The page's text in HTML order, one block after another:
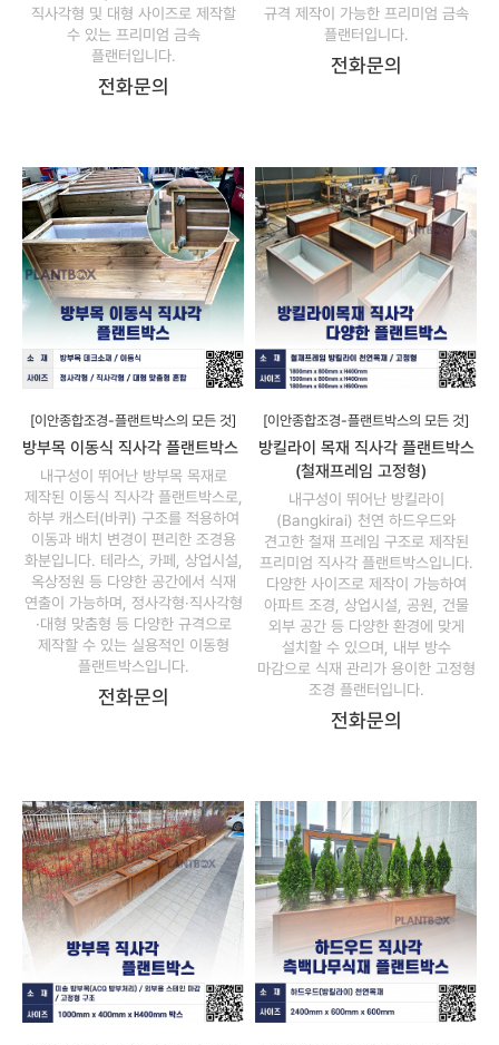
직사각형 및 대형 사이즈로 제작할
수 있는 프리미엄 금속
플랜터입니다.
전화문의
규격 제작이 가능한 프리미엄 금속
플랜터입니다.
전화문의
[이안종합조경-플랜트박스의 모든 것]
방부목 이동식 직사각 플랜트박스
내구성이 뛰어난 방부목 목재로
제작된 이동식 직사각 플랜트박스로,
하부 캐스터(바퀴) 구조를 적용하여
이동과 배치 변경이 편리한 조경용
화분입니다. 테라스, 카페, 상업시설,
옥상정원 등 다양한 공간에서 식재
연출이 가능하며, 정사각형·직사각형
·대형 맞춤형 등 다양한 규격으로
제작할 수 있는 실용적인 이동형
플랜트박스입니다.
전화문의
[이안종합조경-플랜트박스의 모든 것]
방킬라이 목재 직사각 플랜트박스
(철재프레임 고정형)
내구성이 뛰어난 방킬라이
(Bangkirai) 천연 하드우드와
견고한 철재 프레임 구조로 제작된
프리미엄 직사각 플랜트박스입니다.
다양한 사이즈로 제작이 가능하여
아파트 조경, 상업시설, 공원, 건물
외부 공간 등 다양한 환경에 맞게
설치할 수 있으며, 내부 방수
마감으로 식재 관리가 용이한 고정형
조경 플랜터입니다.
전화문의